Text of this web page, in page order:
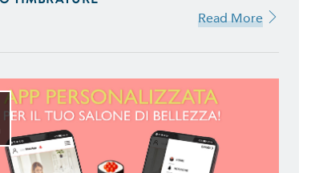
Read More